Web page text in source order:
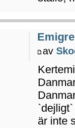
av
är inte